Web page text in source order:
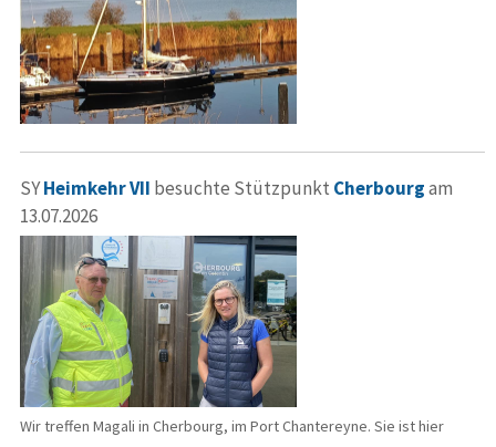
SYHeimkehr VII besuchte Stützpunkt Cherbourgam
13.07.2026
Wir treffen Magali in Cherbourg, im Port Chantereyne. Sie ist hier